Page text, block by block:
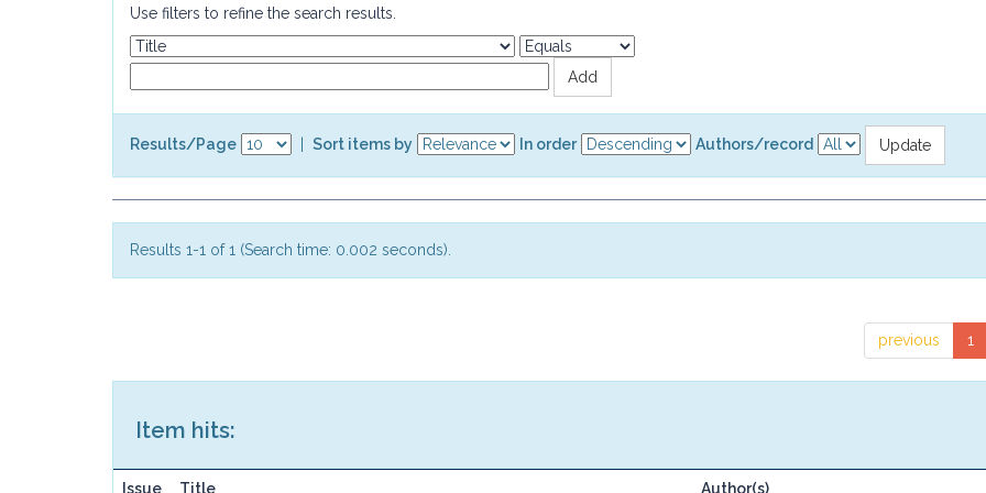
Use filters to refine the search results.
Results/Page Sort items by In order Authors/record
Results 1-1 of 1 (Search time: 0.002 seconds).
previous 1
Item hits:
Issue Title Author(s)